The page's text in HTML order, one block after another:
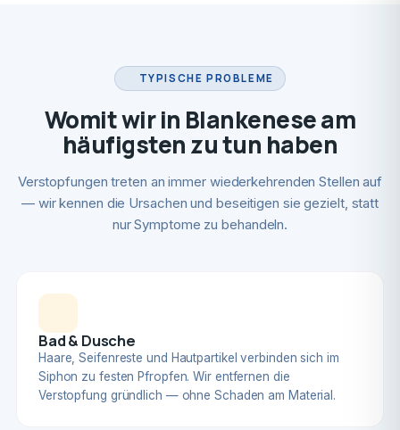
TYPISCHE PROBLEME
Womit wir in Blankenese am
häufigsten zu tun haben
Verstopfungen treten an immer wiederkehrenden Stellen auf
— wir kennen die Ursachen und beseitigen sie gezielt, statt
nur Symptome zu behandeln.
Bad & Dusche
Haare, Seifenreste und Hautpartikel verbinden sich im
Siphon zu festen Pfropfen. Wir entfernen die
Verstopfung gründlich — ohne Schaden am Material.